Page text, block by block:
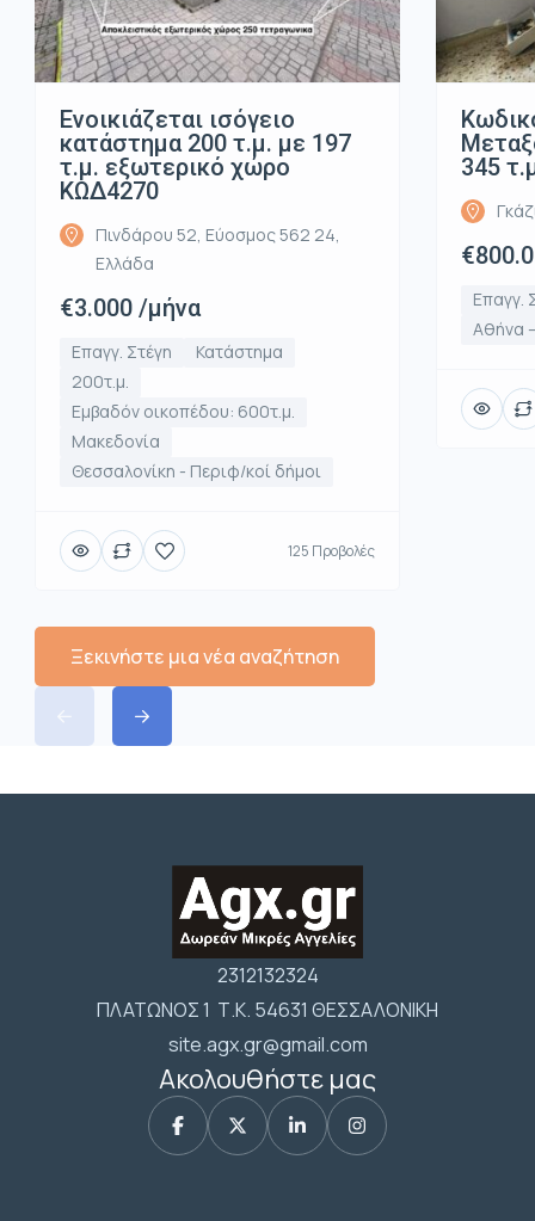
Ενοικιάζεται ισόγειο
κατάστημα 200 τ.μ. με 197
τ.μ. εξωτερικό χώρο
ΚΩΔ4270
Πινδάρου 52, Εύοσμος 562 24,
Ελλάδα
€3.000 /μήνα
Επαγγ. Στέγη
Κατάστημα
200τ.μ.
Εμβαδόν οικοπέδου: 600τ.μ.
Μακεδονία
Θεσσαλονίκη - Περιφ/κοί δήμοι
125 Προβολές
345
Επαγγ.
Αθήνα
Ξεκινήστε μια νέα αναζήτηση
2312132324
ΠΛΑΤΩΝΟΣ 1 Τ.Κ. 54631 ΘΕΣΣΑΛΟΝΙΚΗ
site.agx.gr@gmail.com
Ακολουθήστε μας